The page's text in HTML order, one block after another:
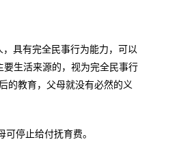
具有完全民事行为能力，可以
生活来源的，视为完全民事行
的教育，父母就没有必然的义
停止给付抚育费。